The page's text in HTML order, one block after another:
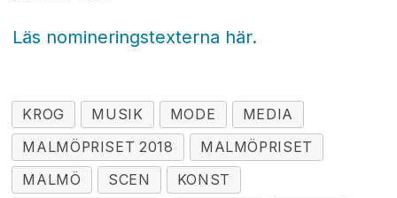
Läs nomineringstexterna här.
KROG MUSIK MODE
MEDIA
MALMÖPRISET 2018
MALMÖPRISET
MALMÖ
SCEN
KONST